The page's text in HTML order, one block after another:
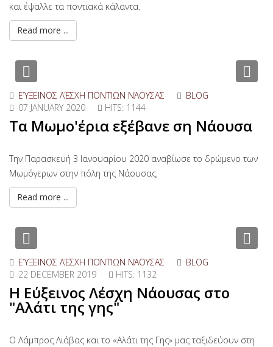
και έψαλλε τα ποντιακά κάλαντα.
Read more ...
ΕΎΞΕΙΝΟΣ ΛΈΣΧΗ ΠΟΝΤΊΩΝ ΝΆΟΥΣΑΣ
BLOG
07 JANUARY 2020
HITS: 1144
Τα Μωμο'έρια εξέβανε ση Νάουσα
Την Παρασκευή 3 Ιανουαρίου 2020 αναβίωσε το δρώμενο των
Μωμόγερων στην πόλη της Νάουσας,
Read more ...
ΕΎΞΕΙΝΟΣ ΛΈΣΧΗ ΠΟΝΤΊΩΝ ΝΆΟΥΣΑΣ
BLOG
22 DECEMBER 2019
HITS: 1132
Η Εύξεινος Λέσχη Νάουσας στο
"Αλάτι της γης"
Ο Λάμπρος Λιάβας και το «Αλάτι της Γης» μας ταξιδεύουν στη